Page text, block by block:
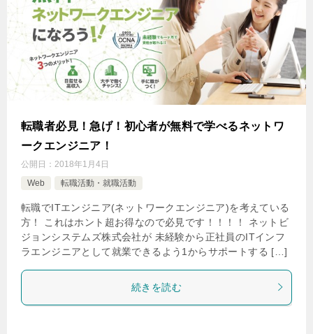
転職者必見！急げ！初心者が無料で学べるネットワ
ークエンジニア！
公開日： 2018年1月4日
Web
転職活動・就職活動
転職でITエンジニア(ネットワークエンジニア)を考えている
方！ これはホント超お得なので必見です！！！！ ネットビ
ジョンシステムズ株式会社が 未経験から正社員のITインフ
ラエンジニアとして就業できるよう1からサポートする […]
続きを読む